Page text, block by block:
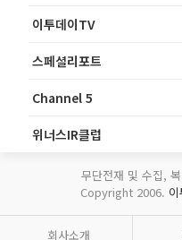
이투데이TV
스페셜리포트
Channel 5
위너스IR클럽
무단전재 및 수집,
Copyright 2006.
회사소개